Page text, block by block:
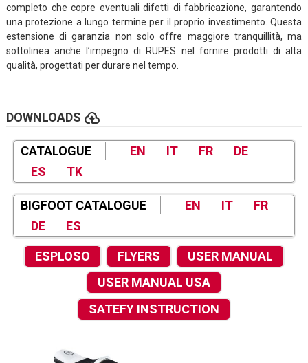
completo che copre eventuali difetti di fabbricazione, garantendo
una protezione a lungo termine per il proprio investimento. Questa
estensione di garanzia non solo offre maggiore tranquillità, ma
sottolinea anche l’impegno di RUPES nel fornire prodotti di alta
qualità, progettati per durare nel tempo.
DOWNLOADS cloud_upload
CATALOGUE EN IT FR
DE
ES
TK
BIGFOOT CATALOGUE EN IT
FR
DE
ES
ESPLOSO FLYERS
USER MANUAL
USER MANUAL USA
SATEFY INSTRUCTION